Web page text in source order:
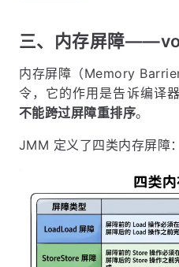
三、内存屏障
内存屏障（Memory
令，它的作用是告诉编译
不能跨过屏障重排序。
JMM 定义了四类内存屏障：